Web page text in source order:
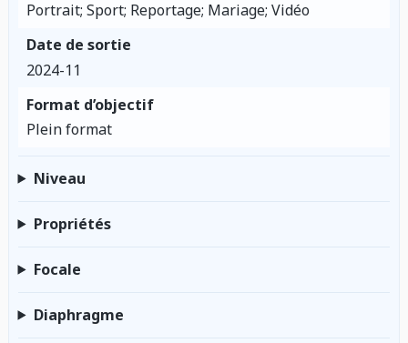
Portrait; Sport; Reportage; Mariage; Vidéo
Date de sortie
2024-11
Format d’objectif
Plein format
Niveau
Propriétés
Focale
Diaphragme